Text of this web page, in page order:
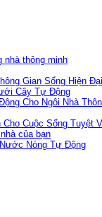
nhà thông minh
Gian Sống Hiện Đại
Cây Tự Động
Cho Ngôi Nhà
Cho Cuộc Sống Tuyệt
của bạn
Nóng Tự Động